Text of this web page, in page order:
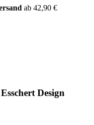
ab 42,90 €
Design